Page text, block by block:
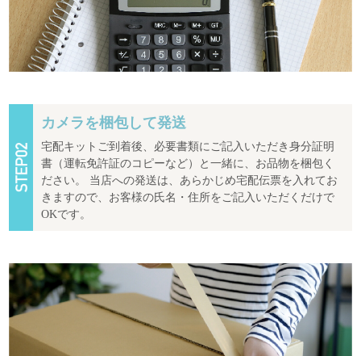
カメラを梱包して発送
宅配キットご到着後、必要書類にご記入いただき身分証明
書（運転免許証のコピーなど）と一緒に、お品物を梱包く
ださい。 当店への発送は、あらかじめ宅配伝票を入れてお
きますので、お客様の氏名・住所をご記入いただくだけで
OKです。